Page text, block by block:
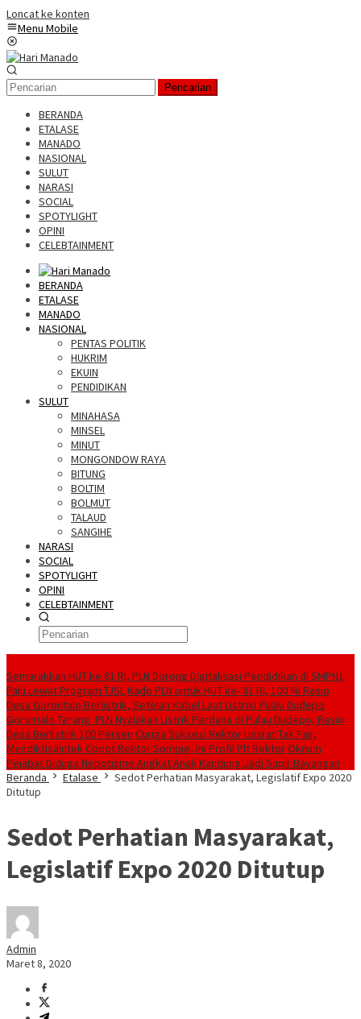
Loncat ke konten
Menu Mobile
Pencarian
BERANDA
ETALASE
MANADO
NASIONAL
SULUT
NARASI
SOCIAL
SPOTYLIGHT
OPINI
CELEBTAINMENT
BERANDA
ETALASE
MANADO
NASIONAL
PENTAS POLITIK
HUKRIM
EKUIN
PENDIDIKAN
SULUT
MINAHASA
MINSEL
MINUT
MONGONDOW RAYA
BITUNG
BOLTIM
BOLMUT
TALAUD
SANGIHE
NARASI
SOCIAL
SPOTYLIGHT
OPINI
CELEBTAINMENT
Semarakkan HUT ke 81 RI, PLN Dorong Digitalisasi Pendidikan di SMPN1
Palu Lewat Program TJSLKado PLN untuk HUT ke- 81 RI, 100 % Rasio
Desa Gorontalo Berlistrik, Setelah Kabel Laut Listriki Pulau Dudepo
Gorontalo Terang. PLN Nyalakan Listrik Perdana di Pulau Dudepo, Rasio
Desa Berlistrik 100 Persen Curiga Suksesi Rektor Unsrat Tak Fair,
Mendiktisaintek Copot Rektor Sompie, Ini Profil Plt RektorOknum
Pejabat Diduga Nepotisme Angkat Anak Kandung Jadi Supir Bayangan
Beranda
Etalase
Sedot Perhatian Masyarakat, Legislatif Expo 2020
Ditutup
Sedot Perhatian Masyarakat,
Legislatif Expo 2020 Ditutup
Admin
Maret 8, 2020